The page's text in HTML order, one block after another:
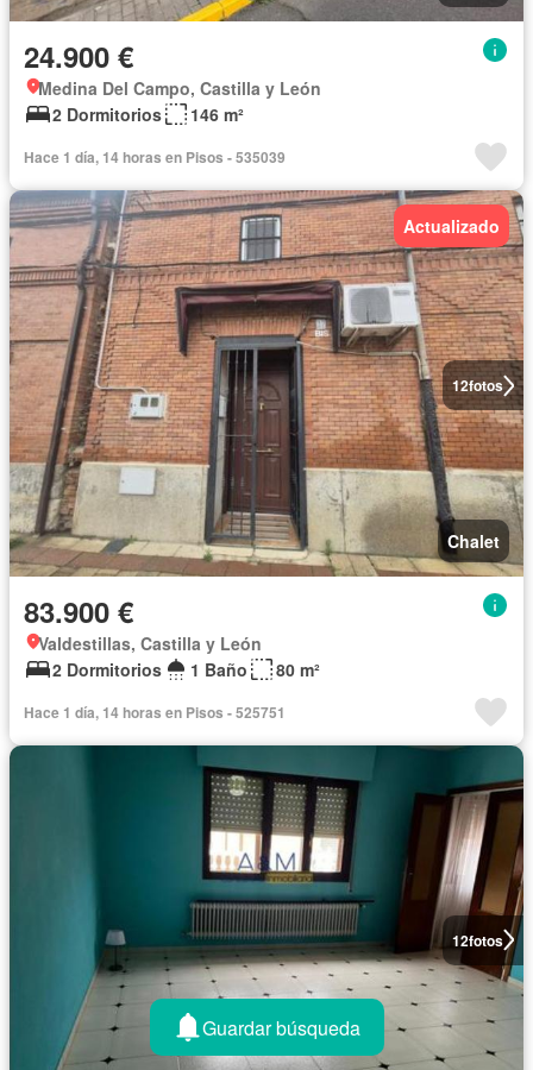
24.900 €
Medina Del Campo, Castilla y León
2 Dormitorios
146 m²
Hace 1 día, 14 horas en Pisos - 535039
12fotos
Actualizado
Chalet
83.900 €
Valdestillas, Castilla y León
2 Dormitorios
1 Baño 80 m²
Hace 1 día, 14 horas en Pisos - 525751
12fotos
Guardar búsqueda